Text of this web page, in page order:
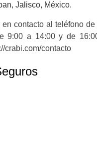
Jalisco, México.
contacto al teléfono
9:00 a 14:00 y de
crabi.com/contacto